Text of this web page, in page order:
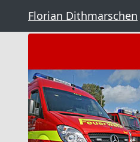
Florian Dithmarschen